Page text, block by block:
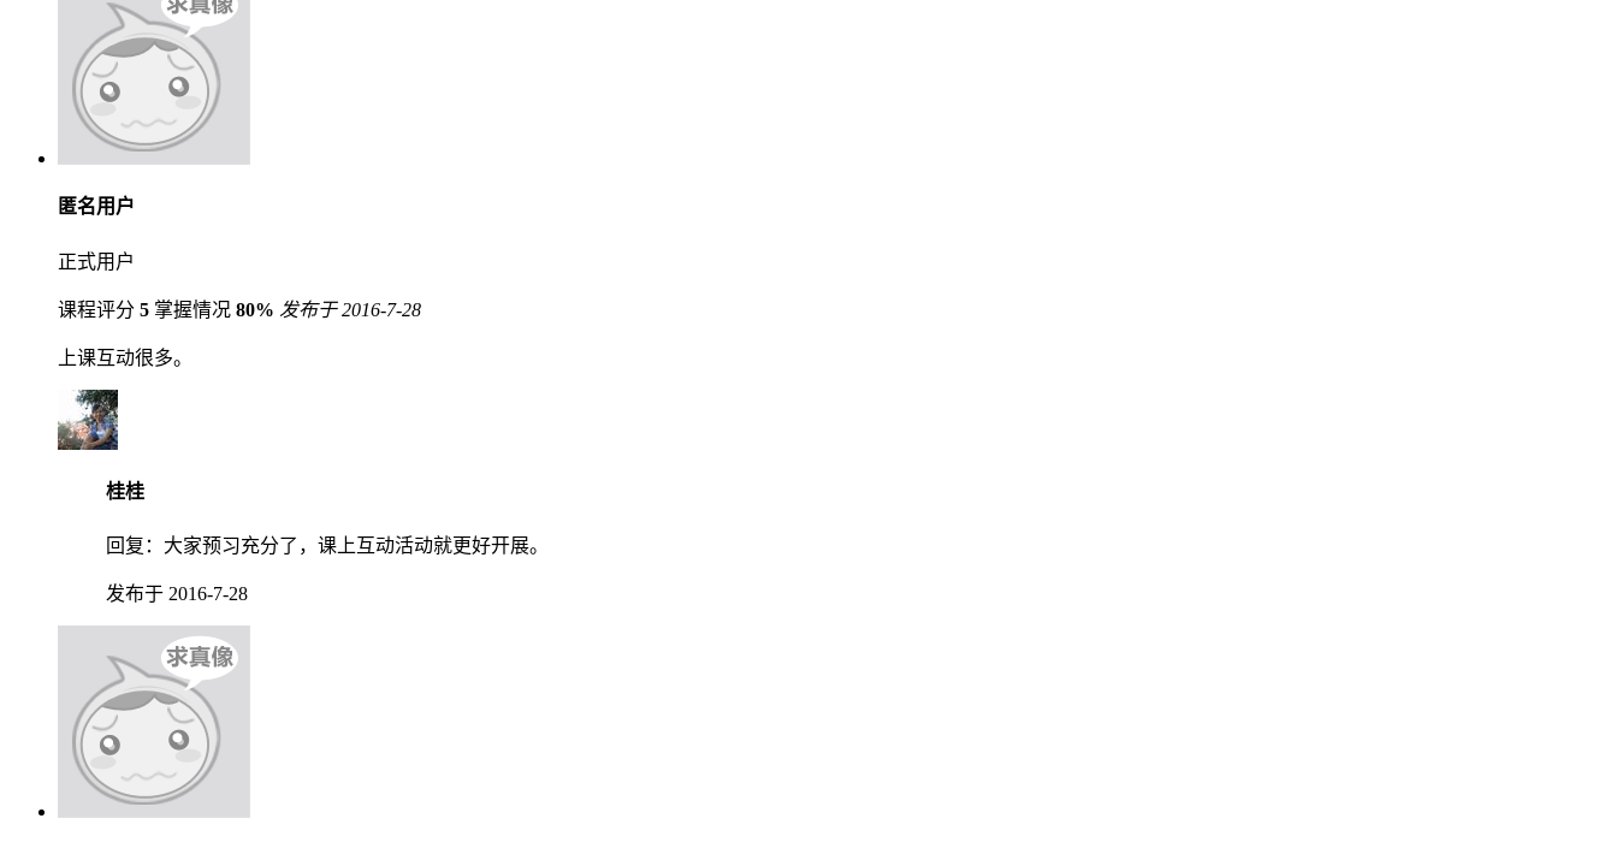
匿名用户
正式用户
课程评分 5 掌握情况 80% 发布于 2016-7-28
上课互动很多。
桂桂
回复： 大家预习充分了，课上互动活动就更好开展。
发布于 2016-7-28